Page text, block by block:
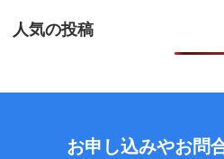
人気の投稿
お申し込みやお問